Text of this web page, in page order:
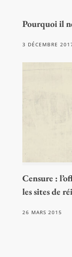
Pourquoi il
3 DÉCEMBRE
Censure :
les sites de
26 MARS 2015